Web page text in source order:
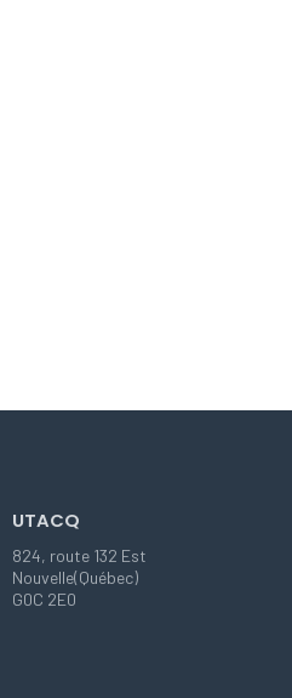
UTACQ
824, route 132 Est
Nouvelle(Québec)
G0C 2E0